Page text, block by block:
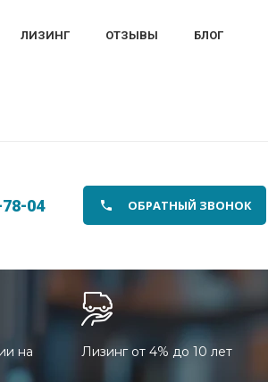
ЛИЗИНГ ОТЗЫВЫ БЛОГ
04 ОБРАТНЫЙ ЗВОНОК
на
Лизинг от 4% до 10 лет